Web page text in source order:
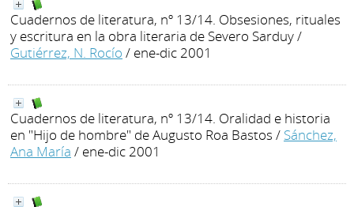
Cuadernos de literatura, nº 13/14. Obsesiones, rituales
y escritura en la obra literaria de Severo Sarduy/
Gutiérrez, N. Rocío / ene-dic 2001
Cuadernos de literatura, nº 13/14. Oralidad e historia
en "Hijo de hombre" de Augusto Roa Bastos / Sánchez,
Ana María / ene-dic 2001